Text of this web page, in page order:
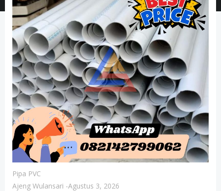
Pipa PVC
Ajeng Wulansari -Agustus 3, 2026